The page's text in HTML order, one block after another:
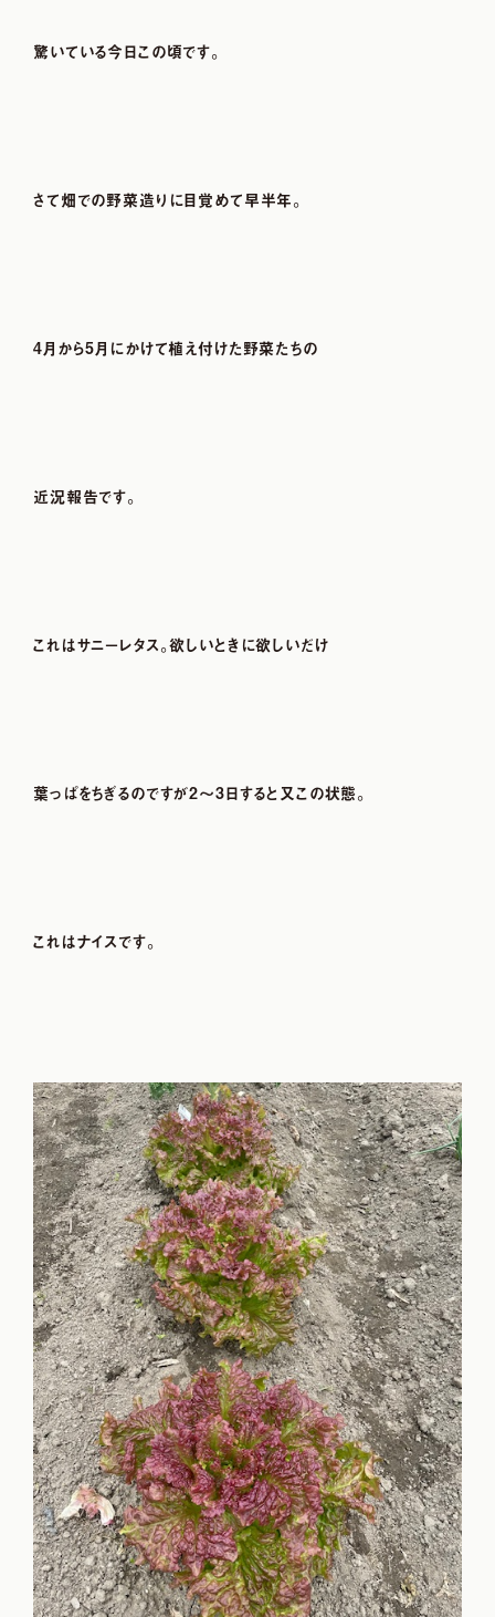
驚いている今日この頃です。
さて畑での野菜造りに目覚めて早半年。
4月から5月にかけて植え付けた野菜たちの
近況報告です。
これはサニ－レタス。欲しいときに欲しいだけ
葉っぱをちぎるのですが2～3日すると又この状態。
これはナイスです。